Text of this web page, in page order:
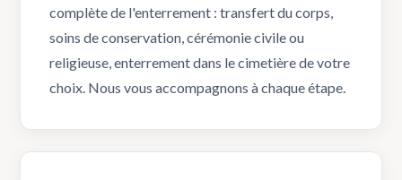
complète de l'enterrement : transfert du corps,
soins de conservation, cérémonie civile ou
religieuse, enterrement dans le cimetière de votre
choix. Nous vous accompagnons à chaque étape.